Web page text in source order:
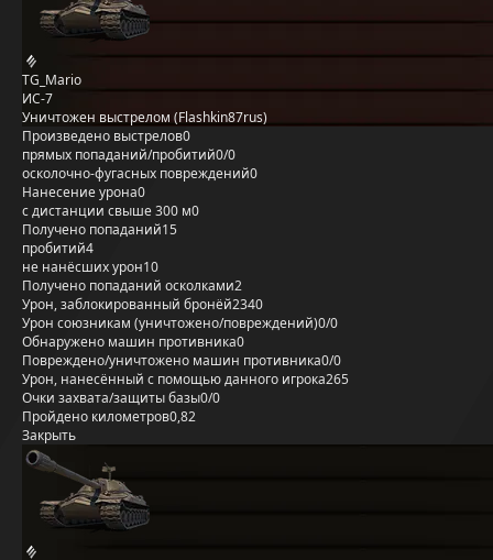
TG_Mario
ИС-7
Уничтожен выстрелом (Flashkin87rus)
Произведено выстрелов0
прямых попаданий/пробитий0/0
осколочно-фугасных повреждений0
Нанесение урона0
с дистанции свыше 300 м0
Получено попаданий15
пробитий4
не нанёсших урон10
Получено попаданий осколками2
Урон, заблокированный бронёй2340
Урон союзникам (уничтожено/повреждений)0/0
Обнаружено машин противника0
Повреждено/уничтожено машин противника0/0
Урон, нанесённый с помощью данного игрока265
Очки захвата/защиты базы0/0
Пройдено километров0,82
Закрыть